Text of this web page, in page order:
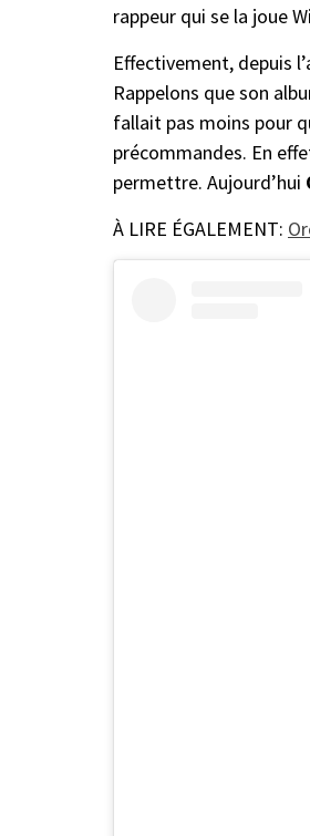
rappeur qui se la joue
Effectivement, depuis
Rappelons que son
fallait pas moins pour
précommandes. En
permettre. Aujourd’hui
À LIRE ÉGALEMENT: